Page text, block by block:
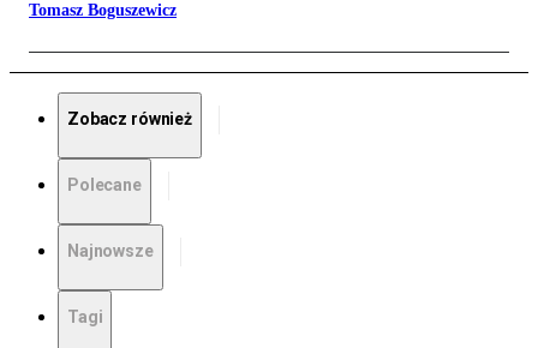
Tomasz Boguszewicz
Zobacz również
Polecane
Najnowsze
Tagi